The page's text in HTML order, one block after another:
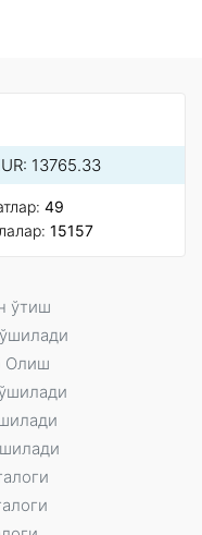
13765.33
49
15157
ўтиш
Олиш